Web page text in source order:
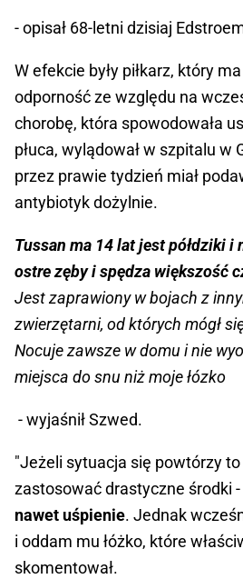
- opisał 68-letni dzisiaj
W efekcie były piłkarz, który
odporność ze względu na
chorobę, która spowodowała
płuca, wylądował w szpitalu w
przez prawie tydzień miał
antybiotyk dożylnie.
Tussan ma 14 lat jest półdziki i
ostre zęby i spędza większość
Jest zaprawiony w bojach z
zwierzętarni, od których mógł
Nocuje zawsze w domu i nie
miejsca do snu niż moje łózko
- wyjaśnił Szwed.
"Jeżeli sytuacja się powtórzy
zastosować drastyczne środki -
nawet uśpienie. Jednak
i oddam mu łóżko, które
skomentował.